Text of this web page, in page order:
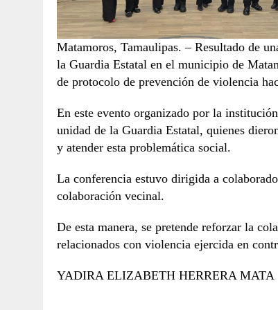
Matamoros, Tamaulipas. – Resultado de
la Guardia Estatal en el municipio de
de protocolo de prevención de violencia
En este evento organizado por la
unidad de la Guardia Estatal, quienes
y atender esta problemática social.
La conferencia estuvo dirigida a
colaboración vecinal.
De esta manera, se pretende reforzar la
relacionados con violencia ejercida en
YADIRA ELIZABETH HERRERA MATA